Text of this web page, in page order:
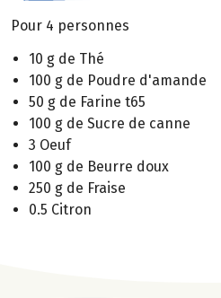
Pour 4 personnes
10 g de Thé
100 g de Poudre d'amande
50 g de Farine t65
100 g de Sucre de canne
3 Oeuf
100 g de Beurre doux
250 g de Fraise
0.5 Citron